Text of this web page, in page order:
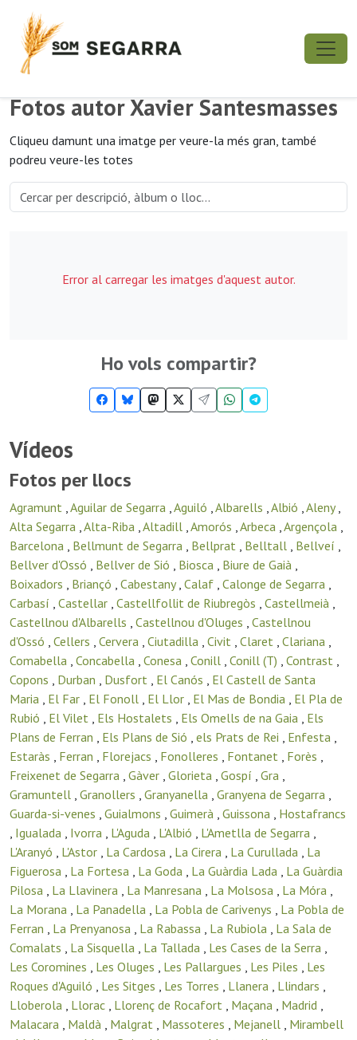
Fotos autor Xavier Santesmasses
Cliqueu damunt una imatge per veure-la més gran, també
podreu veure-les totes
Error al carregar les imatges d'aquest autor.
Ho vols compartir?
Vídeos
Fotos per llocs
Agramunt ,Aguilar de Segarra ,Aguiló ,Albarells ,Albió ,Aleny,
Alta Segarra ,Alta-Riba ,Altadill ,Amorós ,Arbeca ,Argençola ,
Barcelona , Bellmunt de Segarra , Bellprat , Belltall , Bellveí ,
Bellver d'Ossó , Bellver de Sió , Biosca , Biure de Gaià ,
Boixadors , Briançó , Cabestany, Calaf , Calonge de Segarra ,
Carbasí , Castellar , Castellfollit de Riubregòs , Castellmeià ,
Castellnou d'Albarells , Castellnou d'Oluges , Castellnou
d'Ossó , Cellers , Cervera , Ciutadilla , Civit , Claret , Clariana ,
Comabella , Concabella , Conesa , Conill , Conill (T) , Contrast ,
Copons , Durban , Dusfort , El Canós , El Castell de Santa
Maria , El Far , El Fonoll , El Llor , El Mas de Bondia , El Pla de
Rubió , El Vilet , Els Hostalets , Els Omells de na Gaia , Els
Plans de Ferran , Els Plans de Sió , els Prats de Rei , Enfesta ,
Estaràs , Ferran , Florejacs , Fonolleres , Fontanet , Forès ,
Freixenet de Segarra , Gàver , Glorieta , Gospí , Gra ,
Gramuntell , Granollers , Granyanella , Granyena de Segarra ,
Guarda-si-venes , Guialmons , Guimerà , Guissona , Hostafrancs
, Igualada , Ivorra , L'Aguda , L'Albió , L'Ametlla de Segarra ,
L'Aranyó , L'Astor , La Cardosa , La Cirera , La Curullada , La
Figuerosa , La Fortesa , La Goda , La Guàrdia Lada , La Guàrdia
Pilosa , La Llavinera , La Manresana , La Molsosa , La Móra ,
La Morana , La Panadella , La Pobla de Carivenys , La Pobla de
Ferran , La Prenyanosa , La Rabassa , La Rubiola , La Sala de
Comalats , La Sisquella , La Tallada , Les Cases de la Serra ,
Les Coromines , Les Oluges , Les Pallargues , Les Piles , Les
Roques d'Aguiló , Les Sitges , Les Torres , Llanera , Llindars ,
Lloberola , Llorac , Llorenç de Rocafort , Maçana , Madrid ,
Malacara , Maldà , Malgrat , Massoteres , Mejanell , Mirambell